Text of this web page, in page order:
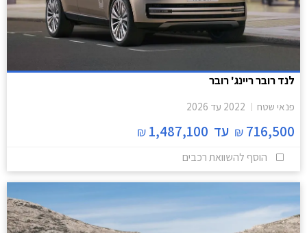
לנד רובר ריינג' רובר
פנאי שטח 2022 עד 2026
716,500
₪ עד 1,487,100
₪
הוסף להשוואת רכבים